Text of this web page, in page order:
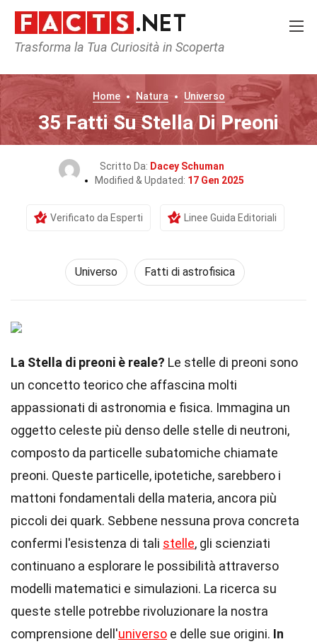
Trasforma la Tua Curiosità in Scoperta
Home Natura Universo
35 Fatti Su Stella Di Preoni
Scritto Da: Dacey Schuman
Modified & Updated: 17 Gen 2025
Verificato da Esperti Linee Guida Editoriali
Universo Fatti di astrofisica
La Stella di preoni è reale? Le stelle di preoni sono
un concetto teorico che affascina molti
appassionati di astronomia e fisica. Immagina un
oggetto celeste più denso delle stelle di neutroni,
composto da particelle subatomiche chiamate
preoni. Queste particelle, ipotetiche, sarebbero i
mattoni fondamentali della materia, ancora più
piccoli dei quark. Sebbene nessuna prova concreta
confermi l'esistenza di tali stelle, gli scienziati
continuano a esplorare le possibilità attraverso
modelli matematici e simulazioni. La ricerca su
queste stelle potrebbe rivoluzionare la nostra
comprensione dell'universo e delle sue origini. In